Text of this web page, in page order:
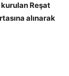
Reşat
alınarak